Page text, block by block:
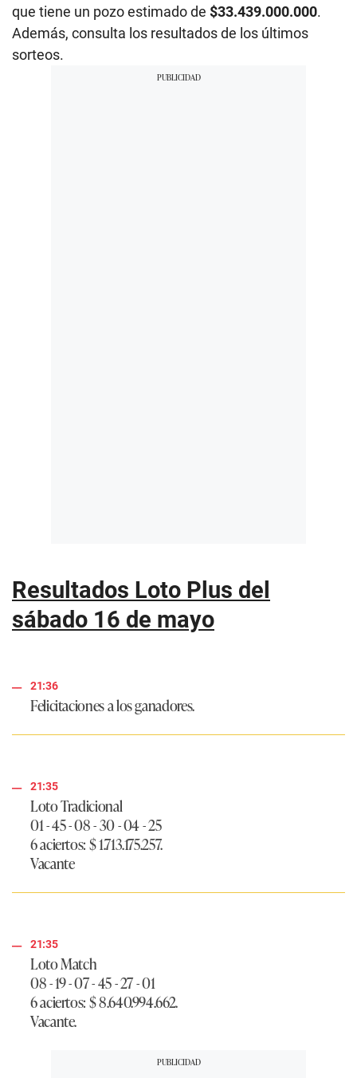
que tiene un pozo estimado de $33.439.000.000.
Además, consulta los resultados de los últimos
sorteos.
Resultados Loto Plus del
sábado 16 de mayo
21:36
Felicitaciones a los ganadores.
21:35
Loto Tradicional
01 - 45 - 08 - 30 - 04 - 25
6 aciertos: $ 1.713.175.257.
Vacante
21:35
Loto Match
08 - 19 - 07 - 45 - 27 - 01
6 aciertos: $ 8.640.994.662.
Vacante.